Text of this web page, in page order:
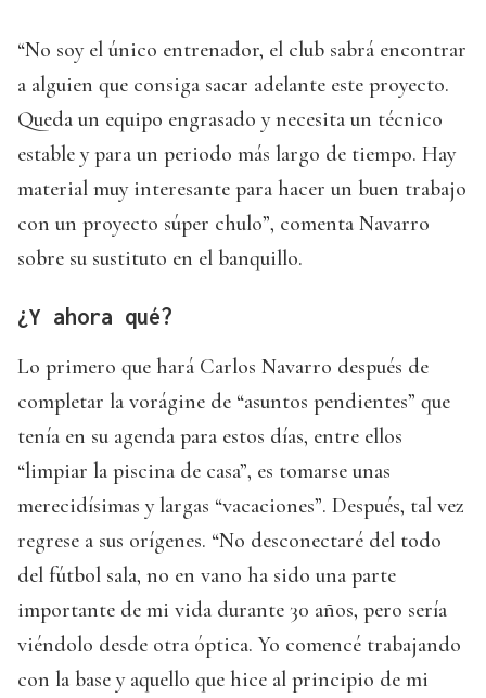
“No soy el único entrenador, el club sabrá encontrar
a alguien que consiga sacar adelante este proyecto.
Queda un equipo engrasado y necesita un técnico
estable y para un periodo más largo de tiempo. Hay
material muy interesante para hacer un buen trabajo
con un proyecto súper chulo”, comenta Navarro
sobre su sustituto en el banquillo.
¿Y ahora qué?
Lo primero que hará Carlos Navarro después de
completar la vorágine de “asuntos pendientes” que
tenía en su agenda para estos días, entre ellos
“limpiar la piscina de casa”, es tomarse unas
merecidísimas y largas “vacaciones”. Después, tal vez
regrese a sus orígenes. “No desconectaré del todo
del fútbol sala, no en vano ha sido una parte
importante de mi vida durante 30 años, pero sería
viéndolo desde otra óptica. Yo comencé trabajando
con la base y aquello que hice al principio de mi